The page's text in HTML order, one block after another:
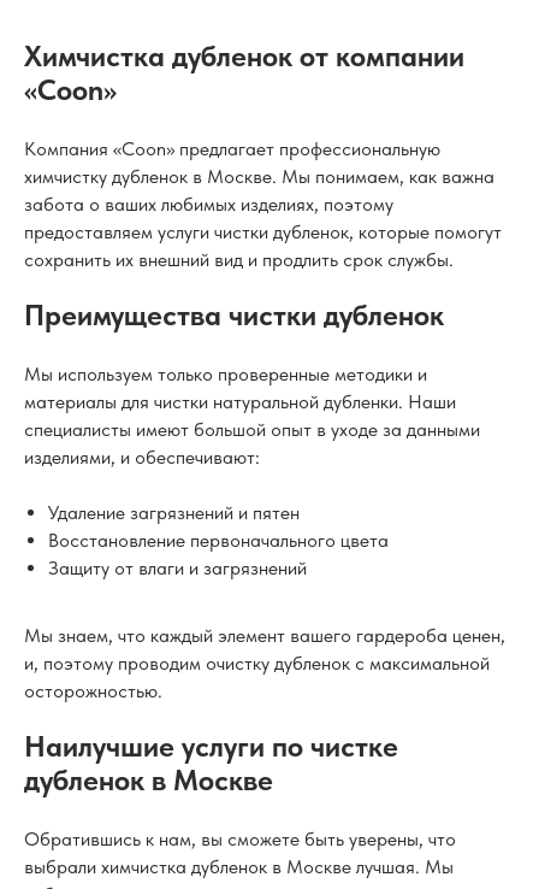
Химчистка дубленок от компании
«Coon»
Компания «Coon» предлагает профессиональную
химчистку дубленок в Москве. Мы понимаем, как важна
забота о ваших любимых изделиях, поэтому
предоставляем услуги чистки дубленок, которые помогут
сохранить их внешний вид и продлить срок службы.
Преимущества чистки дубленок
Мы используем только проверенные методики и
материалы для чистки натуральной дубленки. Наши
специалисты имеют большой опыт в уходе за данными
изделиями, и обеспечивают:
Удаление загрязнений и пятен
Восстановление первоначального цвета
Защиту от влаги и загрязнений
Мы знаем, что каждый элемент вашего гардероба ценен,
и, поэтому проводим очистку дубленок с максимальной
осторожностью.
Наилучшие услуги по чистке
дубленок в Москве
Обратившись к нам, вы сможете быть уверены, что
выбрали химчистка дубленок в Москве лучшая. Мы